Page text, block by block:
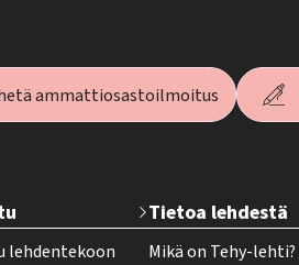
ammattiosastoilmoitus
lehdentekoon
Tietoa lehdestä
Mikä on Tehy-lehti?